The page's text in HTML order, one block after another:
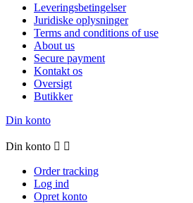
Leveringsbetingelser
Juridiske oplysninger
Terms and conditions of use
About us
Secure payment
Kontakt os
Oversigt
Butikker
Din konto
Din konto  
Order tracking
Log ind
Opret konto